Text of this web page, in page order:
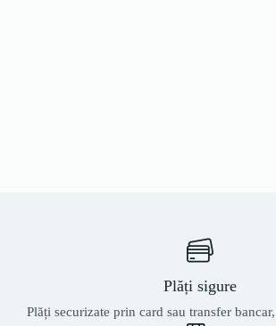
Plăți sigure
Plăți securizate prin card sau transfer